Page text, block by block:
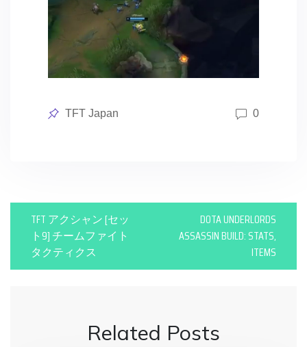
Posted
TFT Japan 0
s
TFT アクシャン [セッ
ト9] チームファイト
タクティクス
DOTA UNDERLORDS
ASSASSIN BUILD: STATS,
ITEMS
Related Posts